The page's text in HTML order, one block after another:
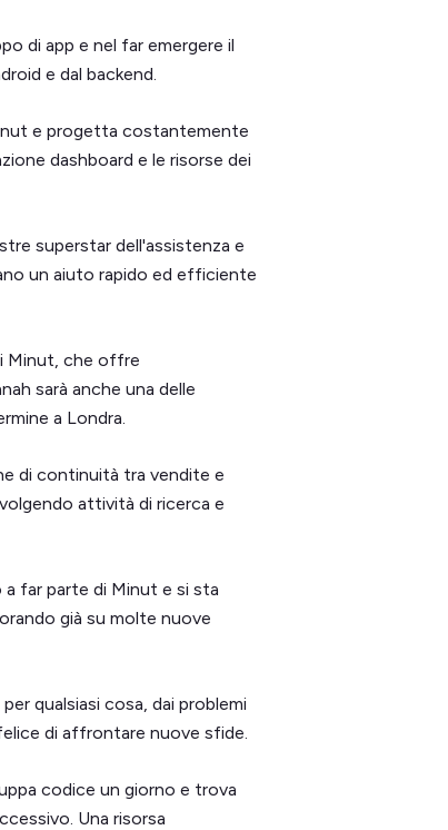
di app e nel far emergere il
e dal backend.
e progetta costantemente
dashboard e le risorse dei
superstar dell'assistenza e
un aiuto rapido ed efficiente
Minut, che offre
sarà anche una delle
a Londra.
di continuità tra vendite e
attività di ricerca e
far parte di Minut e si sta
già su molte nuove
qualsiasi cosa, dai problemi
di affrontare nuove sfide.
codice un giorno e trova
Una risorsa